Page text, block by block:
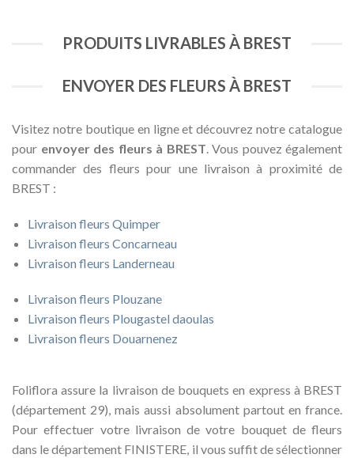
PRODUITS LIVRABLES À BREST
ENVOYER DES FLEURS À BREST
Visitez notre boutique en ligne et découvrez notre catalogue
pour envoyer des fleurs à BREST. Vous pouvez également
commander des fleurs pour une livraison à proximité de
BREST :
Livraison fleurs Quimper
Livraison fleurs Concarneau
Livraison fleurs Landerneau
Livraison fleurs Plouzane
Livraison fleurs Plougastel daoulas
Livraison fleurs Douarnenez
Foliflora assure la livraison de bouquets en express à BREST
(département 29), mais aussi absolument partout en france.
Pour effectuer votre livraison de votre bouquet de fleurs
dans le département FINISTERE, il vous suffit de sélectionner